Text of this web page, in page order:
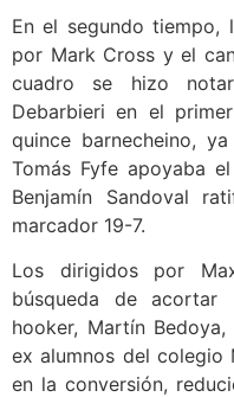
En el segundo tiempo,
por Mark Cross y el
cuadro se hizo
Debarbieri en el
quince barnecheino,
Tomás Fyfe apoyaba
Benjamín Sandoval
marcador 19-7.
Los dirigidos por
búsqueda de acortar
hooker, Martín
ex alumnos del colegio
en la conversión,